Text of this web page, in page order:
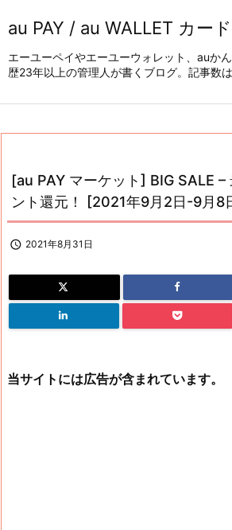
au PAY / au WALLET カー
エーユーペイやエーユーウォレット、auか
歴23年以上の管理人が書くブログ。記事数
[au PAY マーケット] BIG SALE –
ント還元！ [2021年9月2日-9月8
 2021年8月31日
当サイトには広告が含まれています。